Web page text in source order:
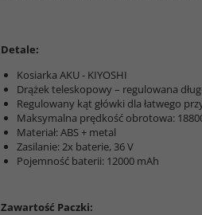
Detale:
Kosiarka AKU - KIYOSHI
Drążek teleskopowy – regulowana
Regulowany kąt główki dla łatwego
Maksymalna prędkość obrotowa:
Materiał: ABS + metal
Zasilanie: 2x baterie, 36 V
Pojemność baterii: 12000 mAh
Zawartość Paczki: